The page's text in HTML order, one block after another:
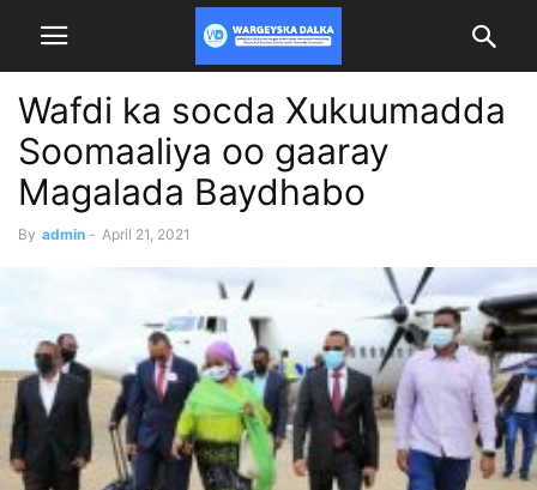
Wafdi ka socda Xukuumadda
Soomaaliya oo gaaray
Magalada Baydhabo
By admin - April 21, 2021